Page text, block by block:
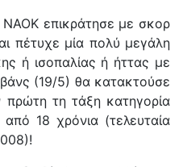
επικράτησε με σκορ
πέτυχε μία πολύ μεγάλη
ή ισοπαλίας ή ήττας με
(19/5) θα κατακτούσε
τη τάξη κατηγορία
18 χρόνια (τελευταία